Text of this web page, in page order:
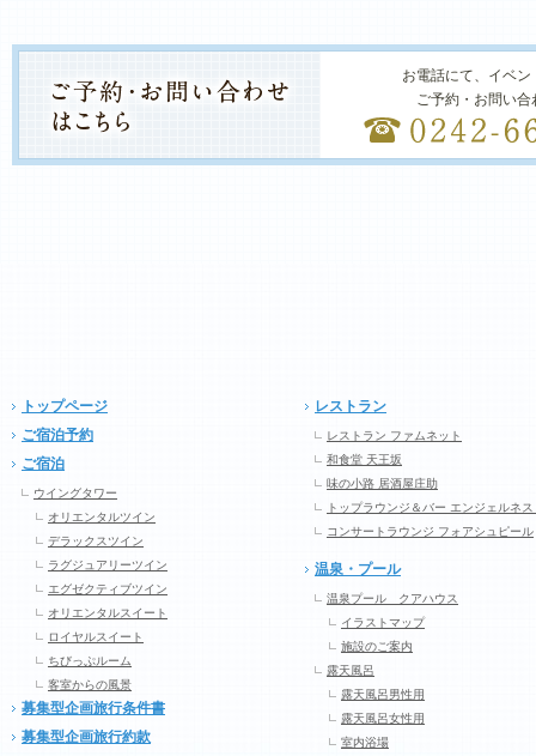
お電話にて、イベ
ご予約・お問い
トップページ
ご宿泊予約
ご宿泊
ウイングタワー
オリエンタルツイン
デラックスツイン
ラグジュアリーツイン
エグゼクティブツイン
オリエンタルスイート
ロイヤルスイート
ちびっぷルーム
客室からの風景
募集型企画旅行条件書
募集型企画旅行約款
レストラン
レストラン ファムネット
和食堂 天王坂
味の小路 居酒屋庄助
トップラウンジ＆バー エンジェルネス
コンサートラウンジ フォアシュピール
温泉・プール
温泉プール クアハウス
イラストマップ
施設のご案内
露天風呂
露天風呂男性用
露天風呂女性用
室内浴場